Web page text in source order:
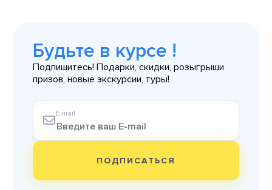
Будьте в курсе !
Подпишитесь! Подарки, скидки, розыгрыши
призов, новые экскурсии, туры!
E-mail
ПОДПИСАТЬСЯ